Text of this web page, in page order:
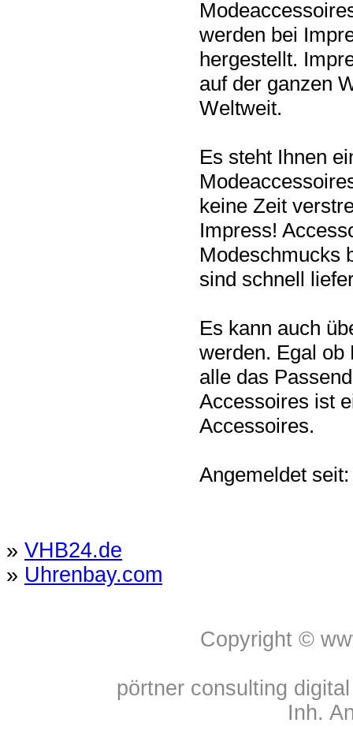
werden bei
hergestellt.
auf der ganzen
Weltweit.
Es steht Ihnen
keine Zeit
Impress!
Modeschmucks
sind schnell
Es kann auch
werden. Egal ob
alle das
Accessoires ist
Accessoires.
Angemeldet
» VHB24.de
» Uhrenbay.com
Copyright ©
pörtner consulting
Inh.